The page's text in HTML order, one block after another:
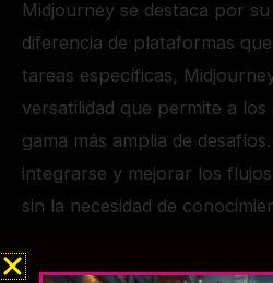
Midjourney se destaca por
diferencia de plataformas
tareas específicas,
versatilidad que permite a
gama más amplia de
integrarse y mejorar los
sin la necesidad de
convierte en una opción